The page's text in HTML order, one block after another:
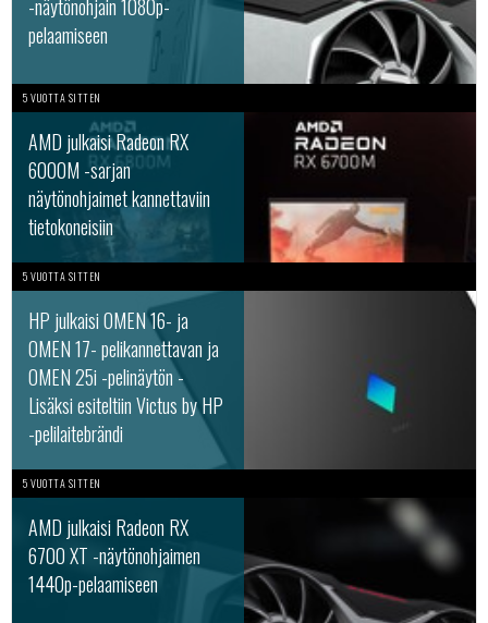
-näytönohjain 1080p-
pelaamiseen
5 VUOTTA SITTEN
AMD julkaisi Radeon RX
6000M -sarjan
näytönohjaimet kannettaviin
tietokoneisiin
5 VUOTTA SITTEN
HP julkaisi OMEN 16- ja
OMEN 17- pelikannettavan ja
OMEN 25i -pelinäytön -
Lisäksi esiteltiin Victus by HP
-pelilaitebrändi
5 VUOTTA SITTEN
AMD julkaisi Radeon RX
6700 XT -näytönohjaimen
1440p-pelaamiseen